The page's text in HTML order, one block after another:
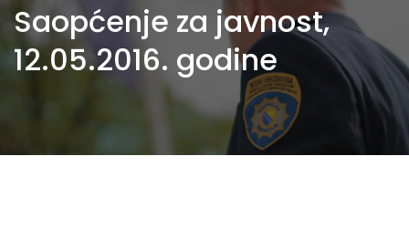
Saopćenje za javnost,
12.05.2016. godine